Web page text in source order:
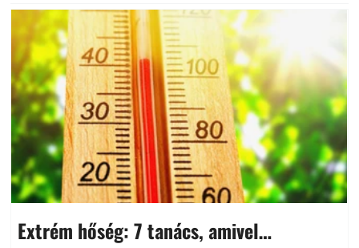
Extrém hőség: 7 tanács, amivel